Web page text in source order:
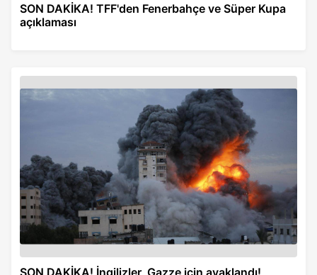
SON DAKİKA! TFF'den Fenerbahçe ve Süper Kupa
açıklaması
SON DAKİKA! İngilizler, Gazze için ayaklandı!